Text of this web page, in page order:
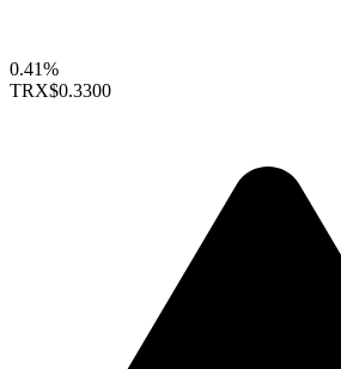
0.41%
TRX$0.3300